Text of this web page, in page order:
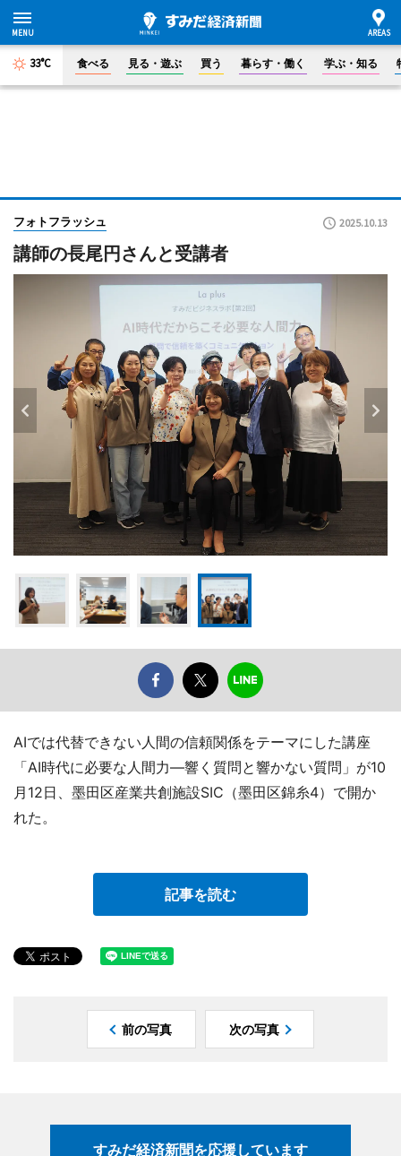
33°C 食べる 見る・遊ぶ 買う 暮らす・働く 学ぶ・知る
フォトフラッシュ 2025.10.13
講師の長尾円さんと受講者
AIでは代替できない人間の信頼関係をテーマにした講座
「AI時代に必要な人間力―響く質問と響かない質問」が10
月12日、墨田区産業共創施設SIC（墨田区錦糸4）で開か
れた。
記事を読む
前の写真 次の写真
すみだ経済新聞を応援しています